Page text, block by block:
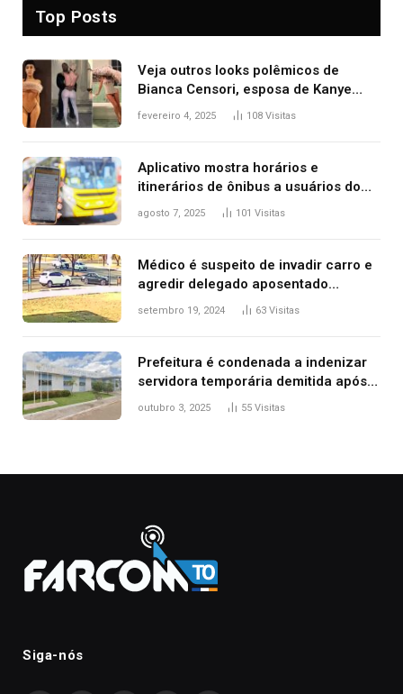
Top Posts
Veja outros looks polêmicos de
Bianca Censori, esposa de Kanye
West que apareceu nua no Grammy
fevereiro 4, 2025 108 Visitas
Aplicativo mostra horários e
itinerários de ônibus a usuários do
transporte público de Palmas; confira
agosto 7, 2025 101 Visitas
Médico é suspeito de invadir carro e
agredir delegado aposentado
durante confusão no trânsito
setembro 19, 2024 63 Visitas
Prefeitura é condenada a indenizar
servidora temporária demitida após
nascimento da filha
outubro 3, 2025 55 Visitas
Siga-nós